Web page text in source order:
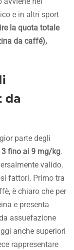
e in altri sport
la quota totale
da caffé),
da
parte degli
fino ai 9 mg/kg.
valido,
fattori. Primo tra
è chiaro che per
e presenta
assuefazione
anche superiori
rappresentare